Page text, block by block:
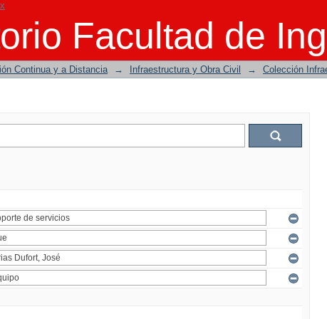
Facultad de
Continua y a Distancia → Infraestructura y Obra Civil → Colección